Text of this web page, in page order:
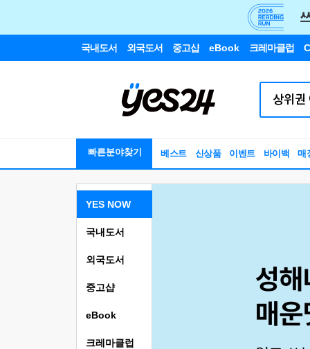
국내도서 외국도서 중고샵 eBook 크레마클럽
빠른분야찾기 베스트 신상품 이벤트 바이백 매
YES NOW
국내도서
외국도서
중고샵
eBook
크레마클럽